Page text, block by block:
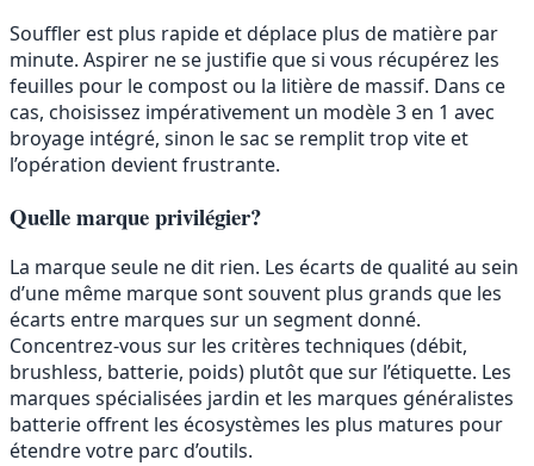
Souffler est plus rapide et déplace plus de matière par
minute. Aspirer ne se justifie que si vous récupérez les
feuilles pour le compost ou la litière de massif. Dans ce
cas, choisissez impérativement un modèle 3 en 1 avec
broyage intégré, sinon le sac se remplit trop vite et
l’opération devient frustrante.
Quelle marque privilégier?
La marque seule ne dit rien. Les écarts de qualité au sein
d’une même marque sont souvent plus grands que les
écarts entre marques sur un segment donné.
Concentrez-vous sur les critères techniques (débit,
brushless, batterie, poids) plutôt que sur l’étiquette. Les
marques spécialisées jardin et les marques généralistes
batterie offrent les écosystèmes les plus matures pour
étendre votre parc d’outils.